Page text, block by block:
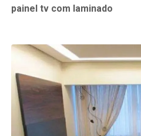
painel tv com laminado